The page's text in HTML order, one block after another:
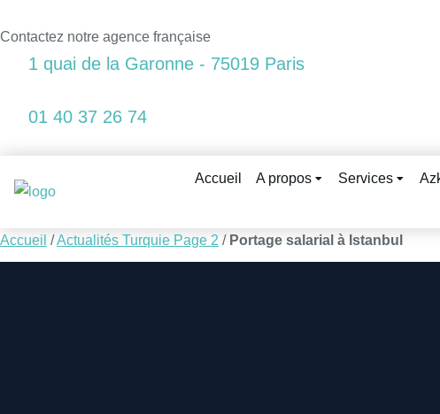
Contactez notre agence française
1 quai de la Garonne - 75019 Paris
01 40 37 26 74
Accueil A propos Services
Accueil /Actualités Turquie Page 2 / Portage salarial à Istanbul